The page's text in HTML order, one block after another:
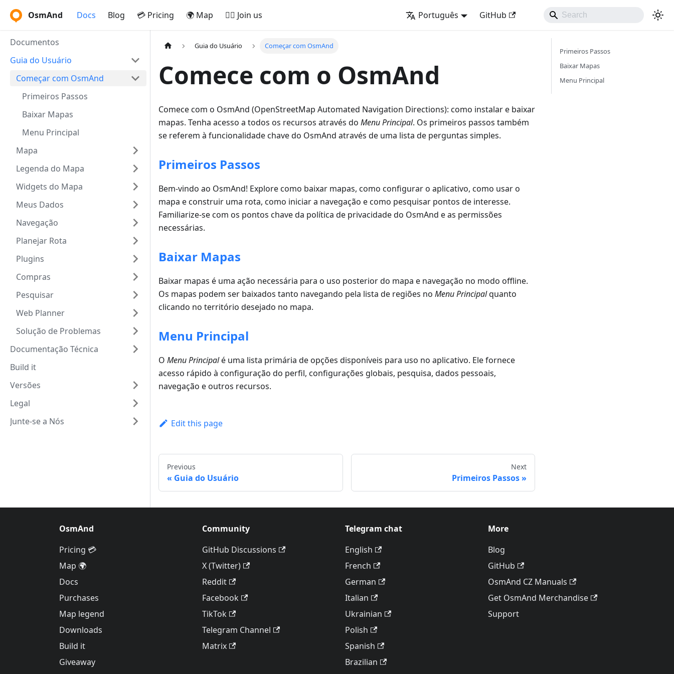
OsmAnd Docs Blog 💳 Pricing 🌍 Map 🚵‍♂️ Join us Português GitHub
Documentos
Guia do Usuário
Começar com OsmAnd
Primeiros Passos
Baixar Mapas
Menu Principal
Mapa
Legenda do Mapa
Widgets do Mapa
Meus Dados
Navegação
Planejar Rota
Plugins
Compras
Pesquisar
Web Planner
Solução de Problemas
Documentação Técnica
Build it
Versões
Legal
Junte-se a Nós
Guia do Usuário Começar com OsmAnd
Comece com o OsmAnd
Comece com o OsmAnd (OpenStreetMap Automated Navigation Directions): como instalar e baixar
mapas. Tenha acesso a todos os recursos através do Menu Principal. Os primeiros passos também
se referem à funcionalidade chave do OsmAnd através de uma lista de perguntas simples.
Primeiros Passos
Bem-vindo ao OsmAnd! Explore como baixar mapas, como configurar o aplicativo, como usar o
mapa e construir uma rota, como iniciar a navegação e como pesquisar pontos de interesse.
Familiarize-se com os pontos chave da política de privacidade do OsmAnd e as permissões
necessárias.
Baixar Mapas
Baixar mapas é uma ação necessária para o uso posterior do mapa e navegação no modo offline.
Os mapas podem ser baixados tanto navegando pela lista de regiões no Menu Principalquanto
clicando no território desejado no mapa.
Menu Principal
O Menu Principalé uma lista primária de opções disponíveis para uso no aplicativo. Ele fornece
acesso rápido à configuração do perfil, configurações globais, pesquisa, dados pessoais,
navegação e outros recursos.
Edit this page
Previous
Guia do Usuário
Next
Primeiros Passos
Primeiros Passos
Baixar Mapas
Menu Principal
OsmAnd
Pricing 💳
Map 🌍
Docs
Purchases
Map legend
Downloads
Build it
Giveaway
Community
GitHub Discussions
X (Twitter)
Reddit
Facebook
TikTok
Telegram Channel
Matrix
Telegram chat
English
French
German
Italian
Ukrainian
Polish
Spanish
Brazilian
More
Blog
GitHub
OsmAnd CZ Manuals
Get OsmAnd Merchandise
Support